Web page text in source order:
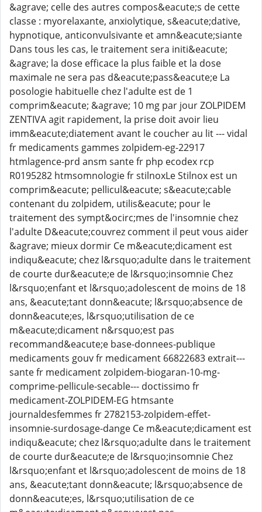
&agrave; celle des autres compos&eacute;s de cette
classe : myorelaxante, anxiolytique, s&eacute;dative,
hypnotique, anticonvulsivante et amn&eacute;siante
Dans tous les cas, le traitement sera initi&eacute;
&agrave; la dose efficace la plus faible et la dose
maximale ne sera pas d&eacute;pass&eacute;e La
posologie habituelle chez l'adulte est de 1
comprim&eacute; &agrave; 10 mg par jour ZOLPIDEM
ZENTIVA agit rapidement, la prise doit avoir lieu
imm&eacute;diatement avant le coucher au lit --- vidal
fr medicaments gammes zolpidem-eg-22917
htmlagence-prd ansm sante fr php ecodex rcp
R0195282 htmsomnologie fr stilnoxLe Stilnox est un
comprim&eacute; pellicul&eacute; s&eacute;cable
contenant du zolpidem, utilis&eacute; pour le
traitement des sympt&ocirc;mes de l'insomnie chez
l'adulte D&eacute;couvrez comment il peut vous aider
&agrave; mieux dormir Ce m&eacute;dicament est
indiqu&eacute; chez l&rsquo;adulte dans le traitement
de courte dur&eacute;e de l&rsquo;insomnie Chez
l&rsquo;enfant et l&rsquo;adolescent de moins de 18
ans, &eacute;tant donn&eacute; l&rsquo;absence de
donn&eacute;es, l&rsquo;utilisation de ce
m&eacute;dicament n&rsquo;est pas
recommand&eacute;e base-donnees-publique
medicaments gouv fr medicament 66822683 extrait---
sante fr medicament zolpidem-biogaran-10-mg-
comprime-pellicule-secable--- doctissimo fr
medicament-ZOLPIDEM-EG htmsante
journaldesfemmes fr 2782153-zolpidem-effet-
insomnie-surdosage-dange Ce m&eacute;dicament est
indiqu&eacute; chez l&rsquo;adulte dans le traitement
de courte dur&eacute;e de l&rsquo;insomnie Chez
l&rsquo;enfant et l&rsquo;adolescent de moins de 18
ans, &eacute;tant donn&eacute; l&rsquo;absence de
donn&eacute;es, l&rsquo;utilisation de ce